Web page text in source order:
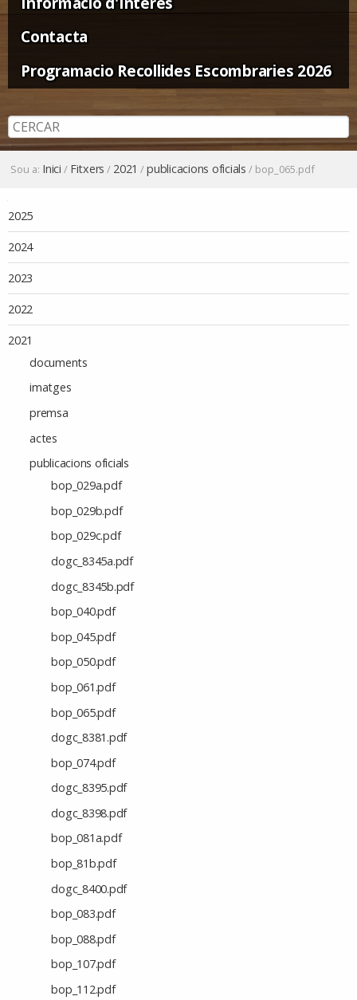
Contacta
Programacio Recollides Escombraries 2026
Sou a: Inici / Fitxers / 2021 /publicacions oficials / bop_065.pdf
2025
2024
2023
2022
2021
documents
imatges
premsa
actes
publicacions oficials
bop_029a.pdf
bop_029b.pdf
bop_029c.pdf
dogc_8345a.pdf
dogc_8345b.pdf
bop_040.pdf
bop_045.pdf
bop_050.pdf
bop_061.pdf
bop_065.pdf
dogc_8381.pdf
bop_074.pdf
dogc_8395.pdf
dogc_8398.pdf
bop_081a.pdf
bop_81b.pdf
dogc_8400.pdf
bop_083.pdf
bop_088.pdf
bop_107.pdf
bop_112.pdf